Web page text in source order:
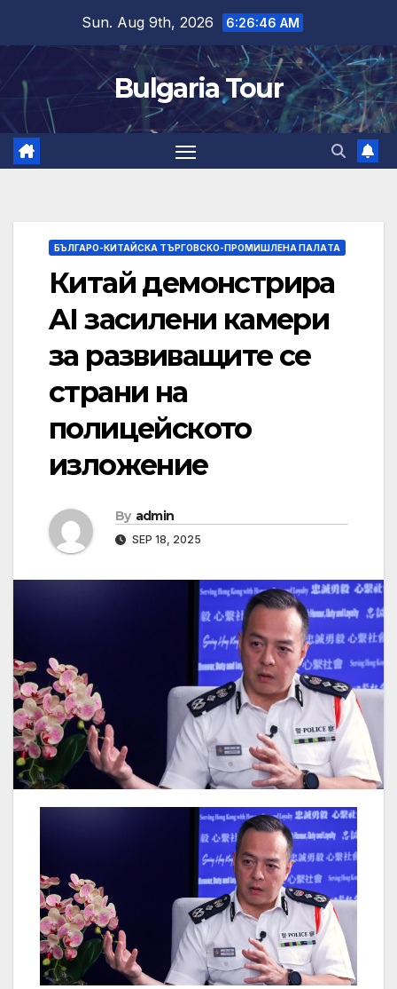
content
Sun. Aug 9th, 2026 6:26:47 AM
Bulgaria Tour
БЪЛГАРО-КИТАЙСКА ТЪРГОВСКО-ПРОМИШЛЕНА ПАЛAТА
Китай демонстрира
AI засилени камери
за развиващите се
страни на
полицейското
изложение
By admin
SEP 18, 2025